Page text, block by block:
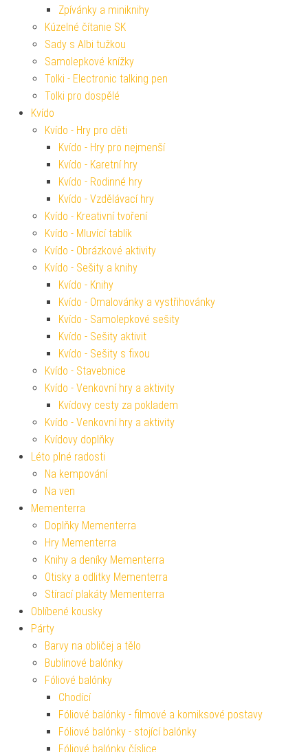
Zpívánky a miniknihy
Kúzelné čítanie SK
Sady s Albi tužkou
Samolepkové knížky
Tolki - Electronic talking pen
Tolki pro dospělé
Kvído
Kvído - Hry pro děti
Kvído - Hry pro nejmenší
Kvído - Karetní hry
Kvído - Rodinné hry
Kvído - Vzdělávací hry
Kvído - Kreativní tvoření
Kvído - Mluvící tablík
Kvído - Obrázkové aktivity
Kvído - Sešity a knihy
Kvído - Knihy
Kvído - Omalovánky a vystřihovánky
Kvído - Samolepkové sešity
Kvído - Sešity aktivit
Kvído - Sešity s fixou
Kvído - Stavebnice
Kvído - Venkovní hry a aktivity
Kvídovy cesty za pokladem
Kvído - Venkovní hry a aktivity
Kvídovy doplňky
Léto plné radosti
Na kempování
Na ven
Mementerra
Doplňky Mementerra
Hry Mementerra
Knihy a deníky Mementerra
Otisky a odlitky Mementerra
Stírací plakáty Mementerra
Oblíbené kousky
Párty
Barvy na obličej a tělo
Bublinové balónky
Fóliové balónky
Chodící
Fóliové balónky - filmové a komiksové postavy
Fóliové balónky - stojící balónky
Fóliové balónky číslice